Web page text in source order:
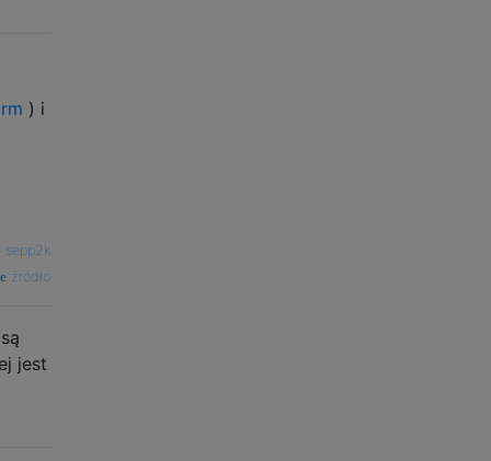
) i
sepp2k
źródło
jest